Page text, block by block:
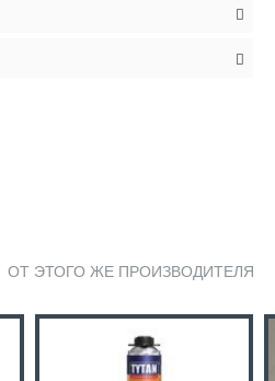
ОТ ЭТОГО ЖЕ ПРОИЗВОДИТЕЛЯ